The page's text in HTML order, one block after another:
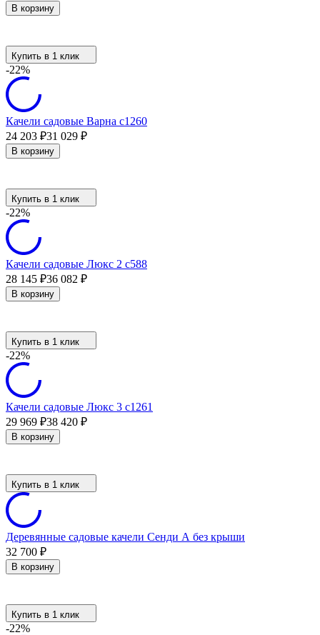
В корзину
Купить в 1 клик
-22%
Качели садовые Варна с1260
24 203 ₽31 029 ₽
В корзину
Купить в 1 клик
-22%
Качели садовые Люкс 2 с588
28 145 ₽36 082 ₽
В корзину
Купить в 1 клик
-22%
Качели садовые Люкс 3 с1261
29 969 ₽38 420 ₽
В корзину
Купить в 1 клик
Деревянные садовые качели Сенди А без крыши
32 700 ₽
В корзину
Купить в 1 клик
-22%